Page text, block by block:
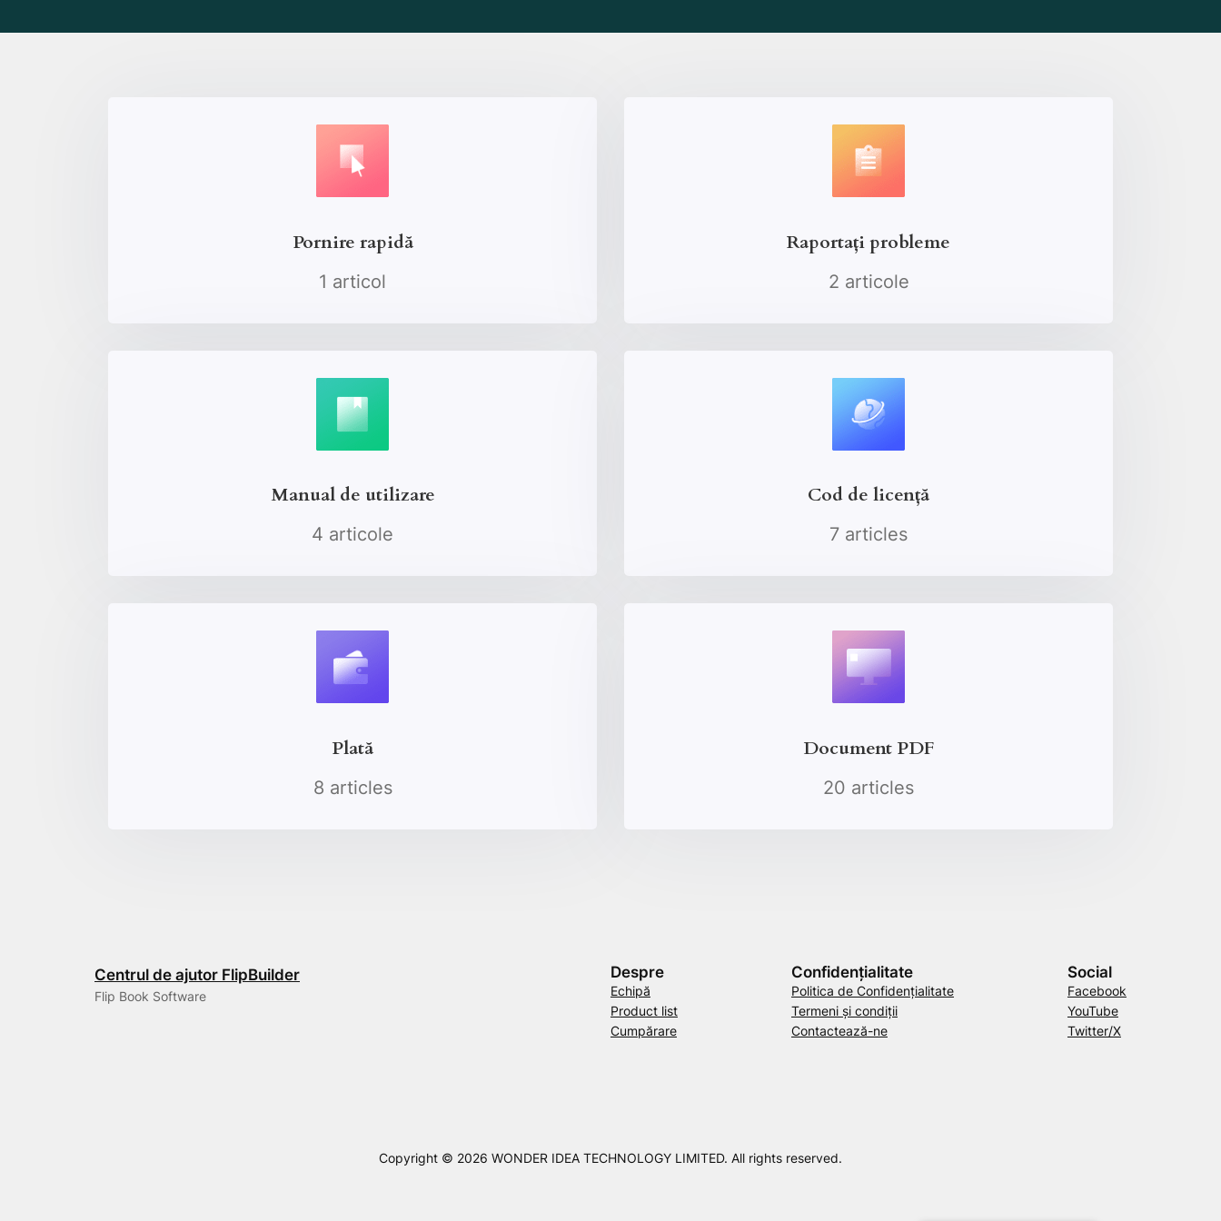
Pornire rapidă
1 articol
Raportați probleme
2 articole
Manual de utilizare
4 articole
Cod de licență
7 articles
Plată
8 articles
Document PDF
20 articles
Centrul de ajutor FlipBuilder
Flip Book Software
Despre
Echipă
Product list
Cumpărare
Confidențialitate
Politica de Confidențialitate
Termeni și condiții
Contactează-ne
Social
Facebook
YouTube
Twitter/X
Copyright © 2026 WONDER IDEA TECHNOLOGY LIMITED. All rights reserved.